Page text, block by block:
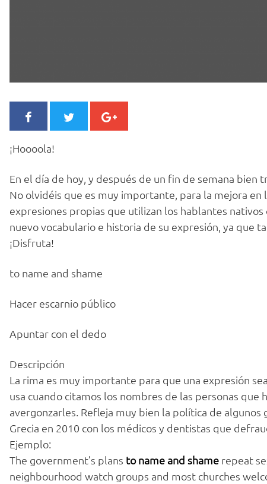
¡Hoooola!
En el día de hoy, y después de un fin de semana bien
No olvidéis que es muy importante, para la mejora en
expresiones propias que utilizan los hablantes
nuevo vocabulario e historia de su expresión, ya que
¡Disfruta!
to name and shame
Hacer escarnio público
Apuntar con el dedo
Descripción
La rima es muy importante para que una expresión
usa cuando citamos los nombres de las personas
avergonzarles. Refleja muy bien la política de
Grecia en 2010 con los médicos y dentistas que
Ejemplo:
The government’s plans to name and shame repeat
neighbourhood watch groups and most churches